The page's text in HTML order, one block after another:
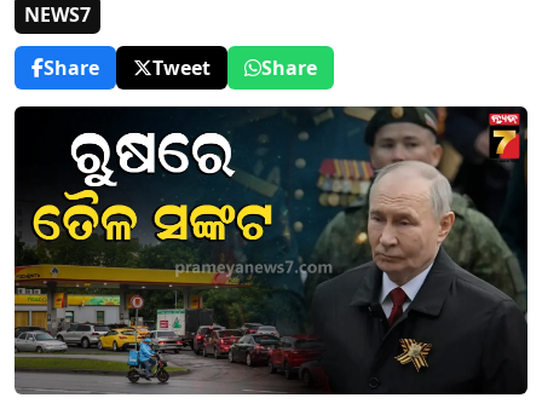
NEWS7
Share
Tweet Share